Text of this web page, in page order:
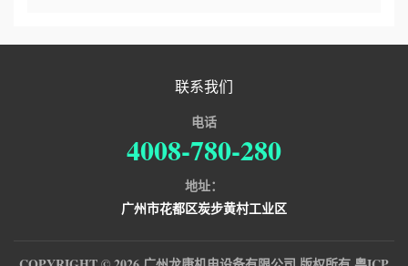
联系我们
电话
4008-780-280
地址：
广州市花都区炭步黄村工业区